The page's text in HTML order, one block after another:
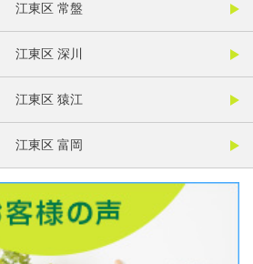
江東区 常盤
江東区 深川
江東区 猿江
江東区 富岡